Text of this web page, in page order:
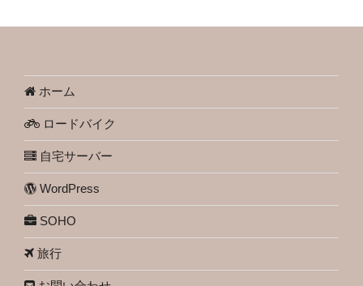
ホーム
ロードバイク
自宅サーバー
WordPress
SOHO
旅行